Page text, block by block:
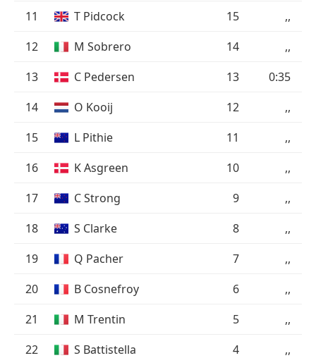
11
T Pidcock 15
,,
12
M Sobrero 14
,,
13
C Pedersen 13
0:35
14
O Kooij 12
,,
15
L Pithie 11
,,
16
K Asgreen 10
,,
17
C Strong 9
,,
18
S Clarke 8
,,
19
Q Pacher 7
,,
20
B Cosnefroy 6
,,
21
M Trentin 5
,,
22
S Battistella 4
,,